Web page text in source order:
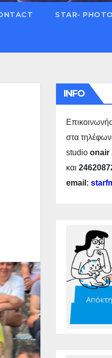
STAR-
INFO
στα
studio onair
και
email: